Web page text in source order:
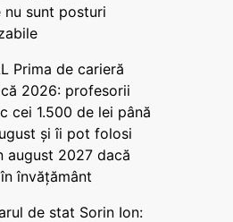
nu sunt posturi
Prima de carieră
2026: profesorii
cei 1.500 de lei până
și îi pot folosi
august 2027 dacă
învățământ
de stat Sorin Ion: